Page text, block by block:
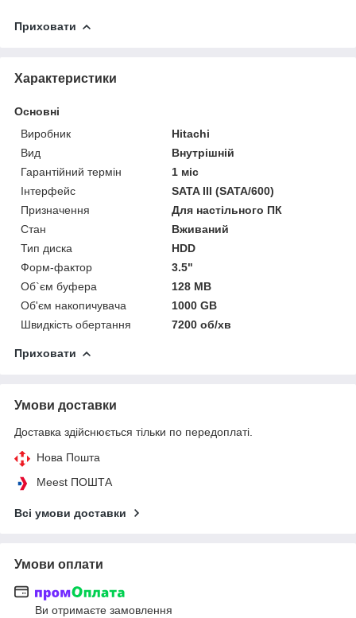
Приховати
Характеристики
Основні
Виробник
Hitachi
Вид
Внутрішній
Гарантійний термін
1 міс
Інтерфейс
SATA III (SATA/600)
Призначення
Для настільного ПК
Стан
Вживаний
Тип диска
HDD
Форм-фактор
3.5"
Об`єм буфера
128 MB
Об'єм накопичувача
1000 GB
Швидкість обертання
7200 об/хв
Приховати
Умови доставки
Доставка здійснюється тільки по передоплаті.
Нова Пошта
Meest ПОШТА
Всі умови доставки
Умови оплати
Ви отримаєте замовлення